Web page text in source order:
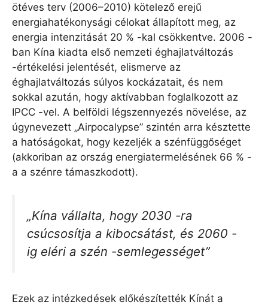
ötéves terv (2006–2010) kötelező erejű
energiahatékonysági célokat állapított meg, az
energia intenzitását 20 % -kal csökkentve. 2006 -
ban Kína kiadta első nemzeti éghajlatváltozás
-értékelési jelentését, elismerve az
éghajlatváltozás súlyos kockázatait, és nem
sokkal azután, hogy aktívabban foglalkozott az
IPCC -vel. A belföldi légszennyezés növelése, az
úgynevezett „Airpocalypse” szintén arra késztette
a hatóságokat, hogy kezeljék a szénfüggőséget
(akkoriban az ország energiatermelésének 66 % -
a a szénre támaszkodott).
„Kína vállalta, hogy 2030 -ra
csúcsosítja a kibocsátást, és 2060 -
ig eléri a szén -semlegességet”
Ezek az intézkedések előkészítették Kínát a